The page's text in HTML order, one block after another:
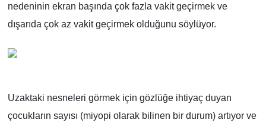
nedeninin ekran başında çok fazla vakit geçirmek ve
dışarıda çok az vakit geçirmek olduğunu söylüyor.
Uzaktaki nesneleri görmek için gözlüğe ihtiyaç duyan
çocukların sayısı (miyopi olarak bilinen bir durum) artıyor ve